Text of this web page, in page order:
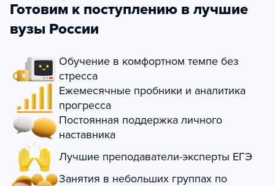
Готовим к поступлению в лучшие
вузы России
Обучение в комфортном темпе без
стресса
Ежемесячные пробники и аналитика
прогресса
Постоянная поддержка личного
наставника
Лучшие преподаватели-эксперты ЕГЭ
Занятия в небольших группах по